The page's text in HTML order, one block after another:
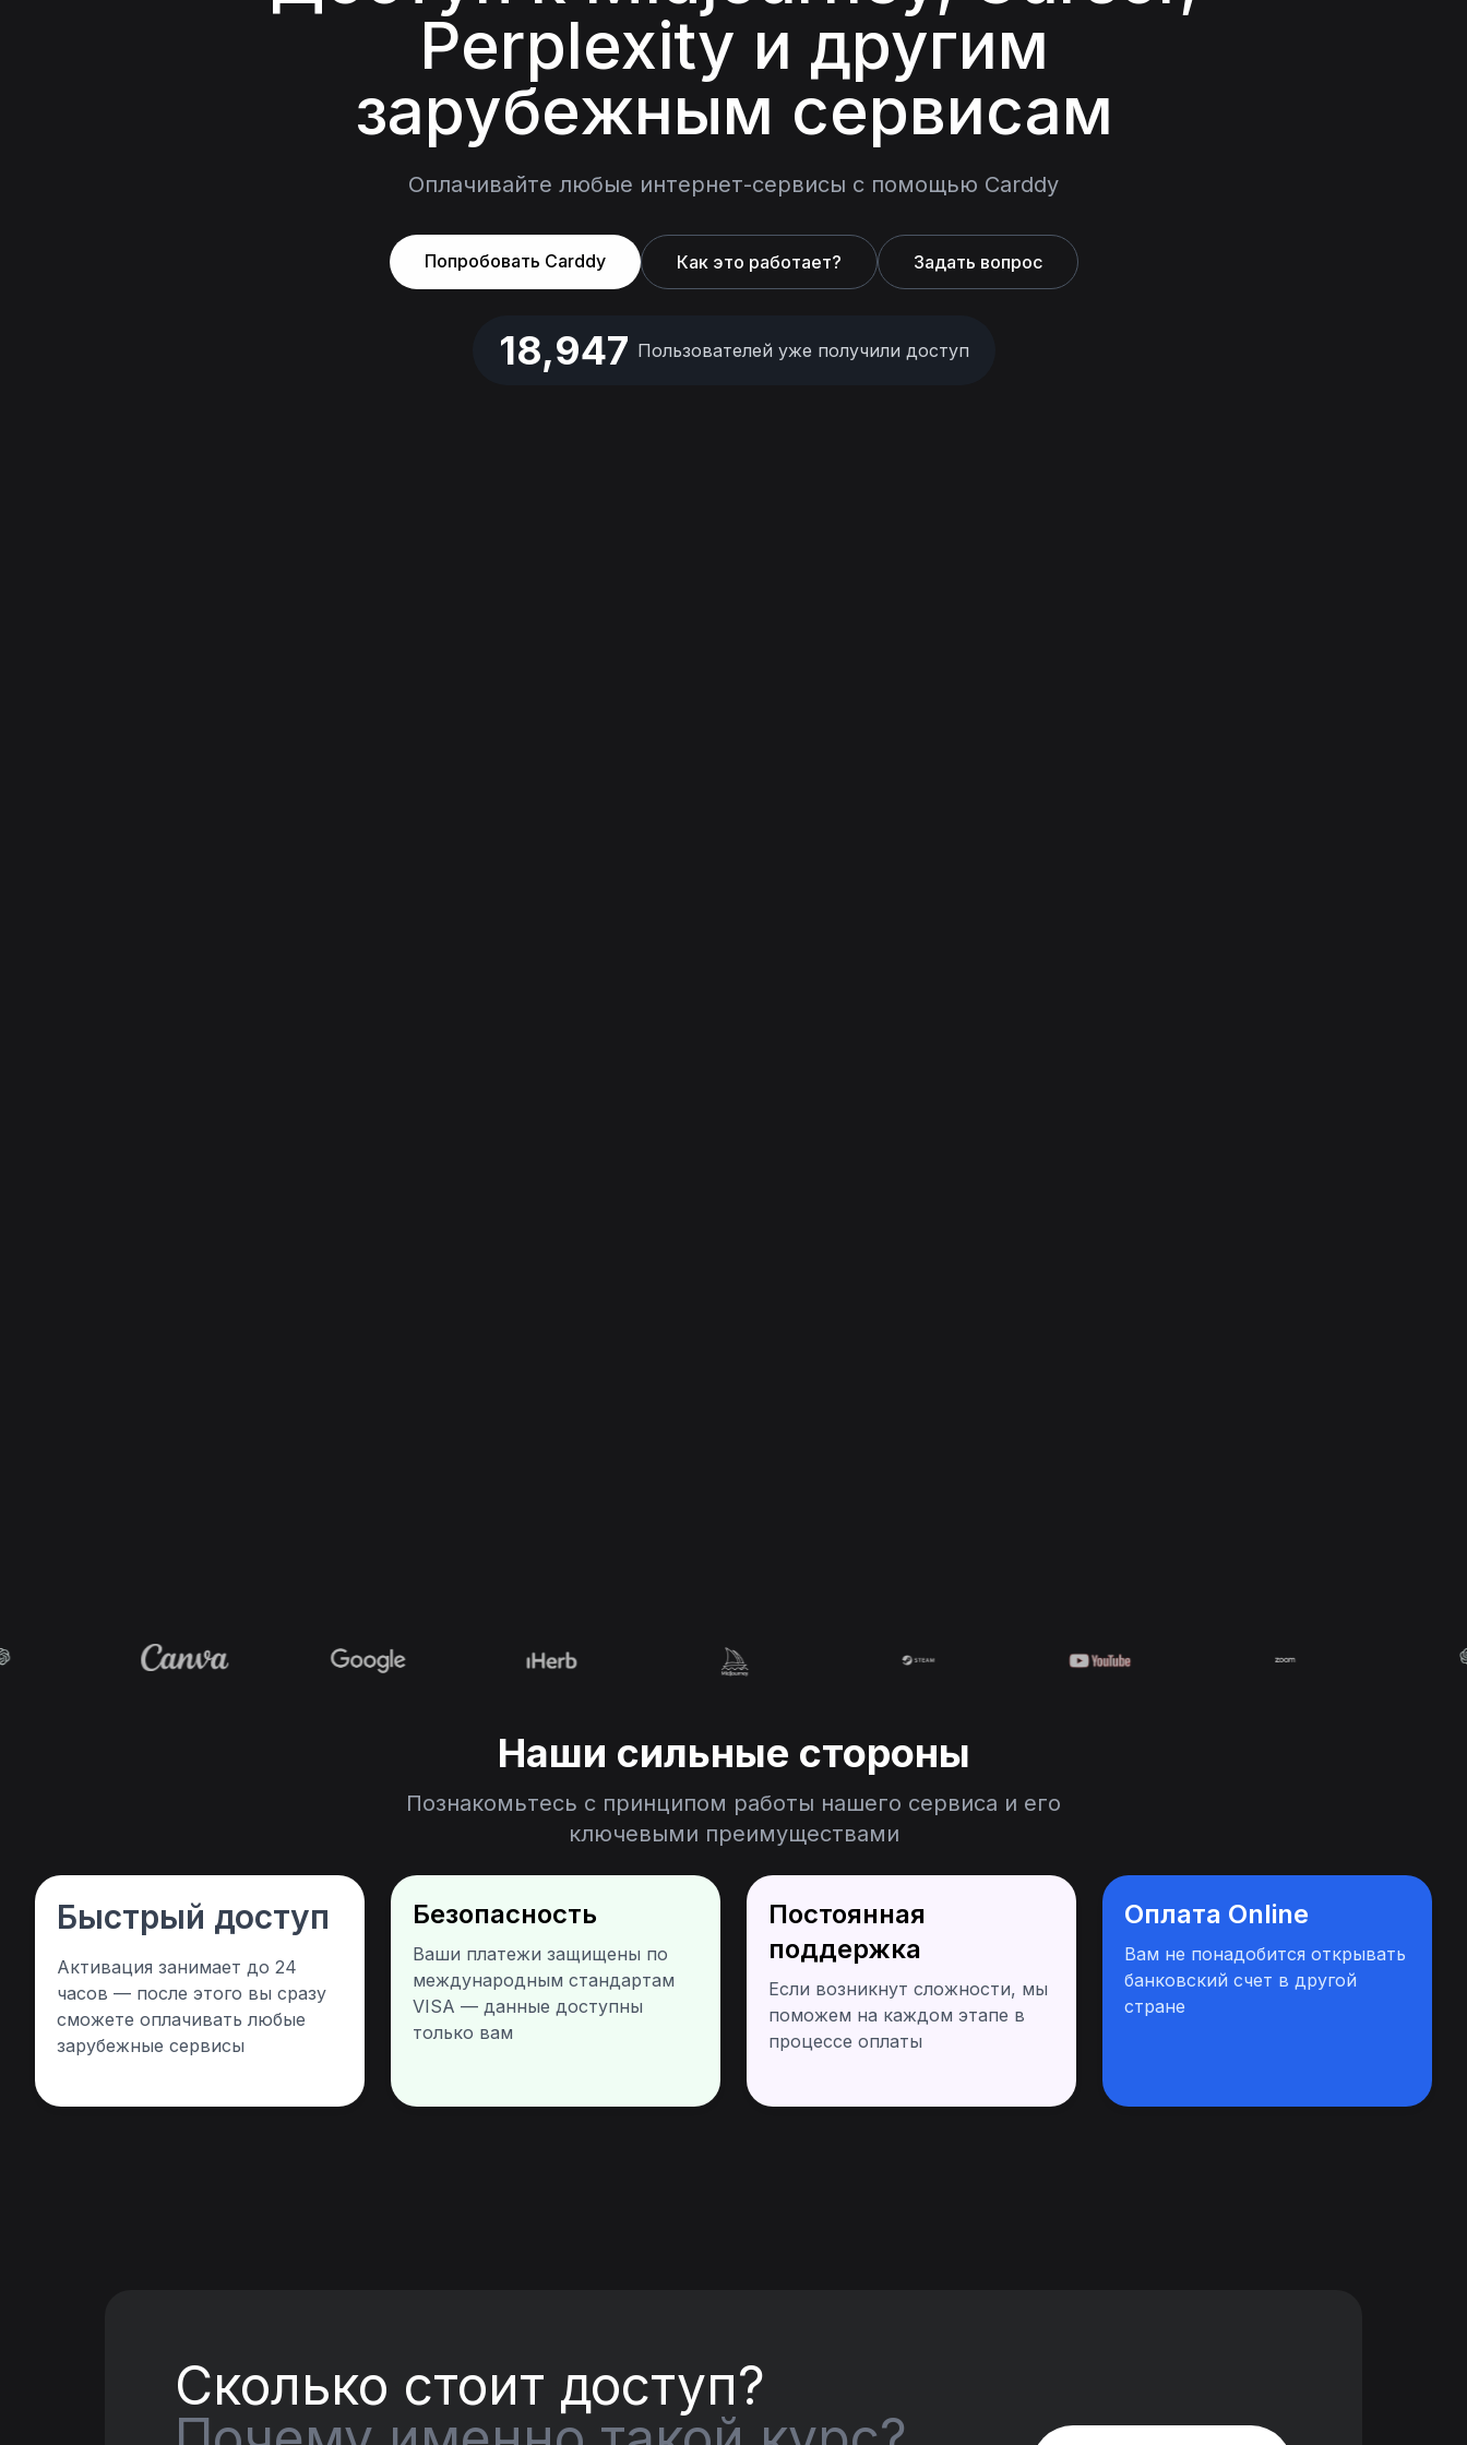
Perplexity и другим
зарубежным сервисам
Оплачивайте любые интернет-сервисы с помощью Carddy
Попробовать Carddy Как это работает? Задать вопрос
18,947 Пользователей уже получили доступ
Наши сильные стороны
Познакомьтесь с принципом работы нашего сервиса и его
ключевыми преимуществами
Быстрый доступ
Активация занимает до 24
часов — после этого вы сразу
сможете оплачивать любые
зарубежные сервисы
Безопасность
Ваши платежи защищены по
международным стандартам
VISA — данные доступны
только вам
Постоянная
поддержка
Если возникнут сложности, мы
поможем на каждом этапе в
процессе оплаты
Оплата Online
Вам не понадобится открывать
банковский счет в другой
стране
Сколько стоит доступ?